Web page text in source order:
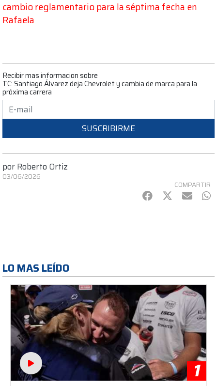
cambio reglamentario para la séptima fecha en
Rafaela
Recibir mas informacion sobre
TC: Santiago Álvarez deja Chevrolet y cambia de marca para la
próxima carrera
SUSCRIBIRME
por Roberto Ortiz
03/06/2026
COMPARTIR
Facebook
Twitter
mail
LO MAS LEÍDO
1